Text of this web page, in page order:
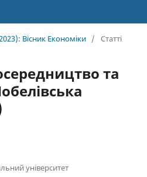
Вісник Економіки / Статті
та
університет